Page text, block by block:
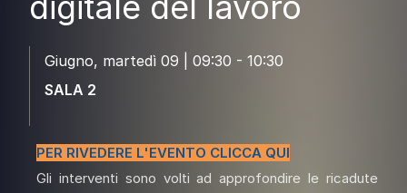
Giugno, martedì 09 | 09:30 - 10:30
SALA 2
PER RIVEDERE L'EVENTO CLICCA QUI
Gli interventi sono volti ad approfondire le ricadute